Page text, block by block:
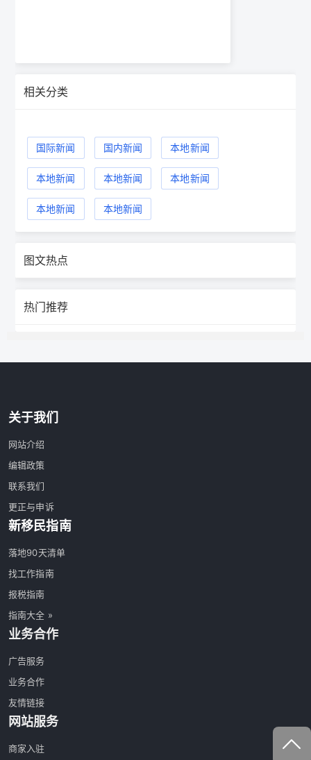
相关分类
国际新闻 国内新闻 本地新闻
本地新闻 本地新闻 本地新闻
本地新闻 本地新闻
图文热点
热门推荐
关于我们
网站介绍
编辑政策
联系我们
更正与申诉
新移民指南
落地90天清单
找工作指南
报税指南
指南大全 »
业务合作
广告服务
业务合作
友情链接
网站服务
商家入驻